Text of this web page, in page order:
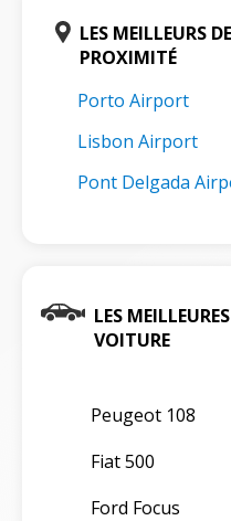
LES MEILLEURS
PROXIMITÉ
Porto Airport
Lisbon Airport
Pont Delgada
LES
VOITURE
Peugeot 108
Fiat 500
Ford Focus